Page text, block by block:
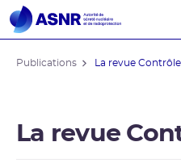
Publications La revue Contrôle
La revue